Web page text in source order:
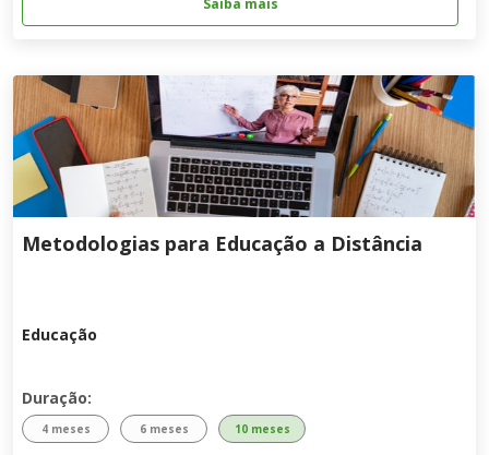
Saiba mais
Metodologias para Educação a Distância
Educação
Duração:
4 meses 6 meses 10 meses